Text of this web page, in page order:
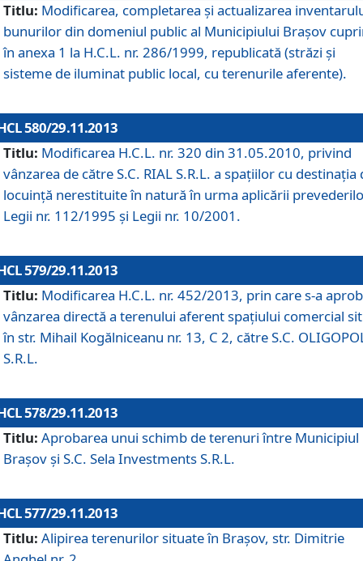
Titlu: Modificarea, completarea şi actualizarea
bunurilor din domeniul public al Municipiului Braşov
în anexa 1 la H.C.L. nr. 286/1999, republicată (străzi şi
sisteme de iluminat public local, cu terenurile aferente).
580/29.11.2013
Titlu: Modificarea H.C.L. nr. 320 din 31.05.2010, privind
vânzarea de către S.C. RIAL S.R.L. a spaţiilor cu destinaţia
locuinţă nerestituite în natură în urma aplicării
Legii nr. 112/1995 şi Legii nr. 10/2001.
579/29.11.2013
Titlu: Modificarea H.C.L. nr. 452/2013, prin care s-a
vânzarea directă a terenului aferent spaţiului comercial
în str. Mihail Kogălniceanu nr. 13, C 2, către S.C.
S.R.L.
578/29.11.2013
Titlu: Aprobarea unui schimb de terenuri între Municipiul
Braşov şi S.C. Sela Investments S.R.L.
577/29.11.2013
Titlu: Alipirea terenurilor situate în Braşov, str. Dimitrie